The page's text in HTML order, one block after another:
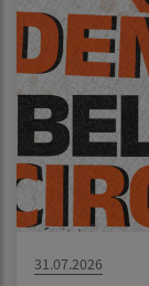
31.07.2026